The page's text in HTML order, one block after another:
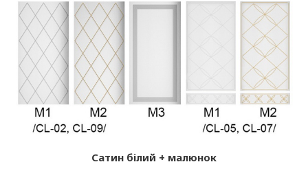
Сатин білий + малюнок